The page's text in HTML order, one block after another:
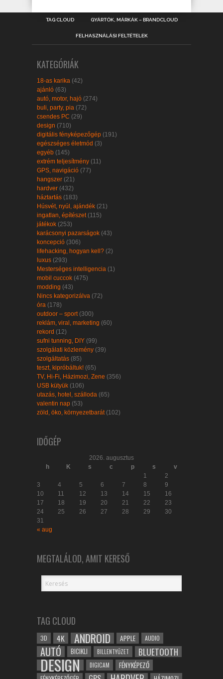
TAG CLOUD GYÁRTÓK, MÁRKÁK – BRANDCLOUD
FELHASZNÁLÁSI FELTÉTELEK
KATEGÓRIÁK
18-as karika (42)
ajánló (63)
autó, motor, hajó (274)
buli, party, pia (72)
csendes PC (29)
design (710)
digitális fényképezőgép (191)
egészséges életmód (3)
egyéb (145)
extrém teljesítmény (11)
GPS, navigáció (77)
hangszer (21)
hardver (432)
háztartás (183)
Húsvét, nyúl, ajándék (21)
ingatlan, építészet(115)
játékok (253)
karácsonyi pazarságok (43)
koncepció (306)
lifehacking, hogyan kell? (2)
luxus (293)
Mesterséges intelligencia (1)
mobil cuccok (475)
modding (43)
Nincs kategorizálva (72)
óra (178)
outdoor – sport(300)
reklám, viral, marketing (60)
rekord (12)
sufni tunning, DIY (99)
szolgálati közlemény (39)
szolgáltatás (85)
teszt, kipróbáltuk! (65)
TV, Hi-Fi, Házimozi, Zene (356)
USB kütyük (106)
utazás, hotel, szálloda (65)
valentin nap (53)
zöld, öko, környezetbarát(102)
IDŐGÉP
2026. augusztus
h
K s c p s
v
1
2
3
4 5 6 7 8
9
10
11 12 13 14 15
16
17
18 19 20 21 22
23
24
25 26 27 28 29
30
31
« aug
MEGTALÁLOD, AMIT KERESŐ
TAG CLOUD
3D 4K ANDROID APPLE AUDIO
AUTÓ BICIKLI BILLENTYŰZET BLUETOOTH
DESIGN DIGICAM FÉNYKÉPEZŐ